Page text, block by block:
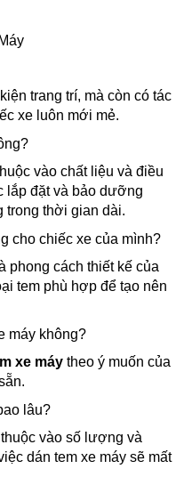
trang trí, mà còn có tác
xe luôn mới mẻ.
vào chất liệu và điều
lắp đặt và bảo dưỡng
trong thời gian dài.
cho chiếc xe của mình?
phong cách thiết kế của
tem phù hợp để tạo nên
máy không?
xe máy theo ý muốn của
lâu?
vào số lượng và
dán tem xe máy sẽ mất